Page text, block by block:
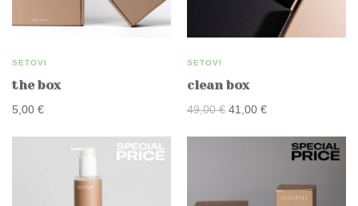
SETOVI
the box
5,00 €
SETOVI
clean box
49,00€ Izvorna
41,00 €Trenutna